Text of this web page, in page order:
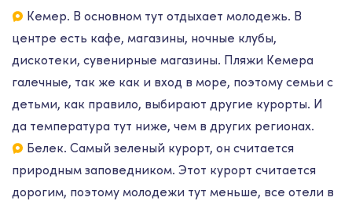
Кемер. В основном тут отдыхает молодежь. В
центре есть кафе, магазины, ночные клубы,
дискотеки, сувенирные магазины. Пляжи Кемера
галечные, так же как и вход в море, поэтому семьи с
детьми, как правило, выбирают другие курорты. И
да температура тут ниже, чем в других регионах.
Белек. Самый зеленый курорт, он считается
природным заповедником. Этот курорт считается
дорогим, поэтому молодежи тут меньше, все отели в